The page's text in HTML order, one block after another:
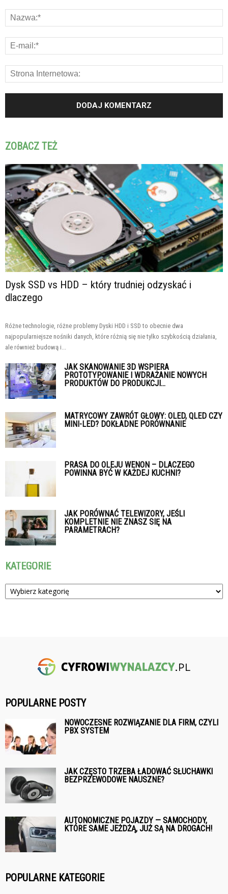
ZOBACZ TEŻ
Dysk SSD vs HDD – który trudniej odzyskać i
dlaczego
Różne technologie, różne problemy Dyski HDD i SSD to obecnie dwa
najpopularniejsze nośniki danych, które różnią się nie tylko szybkością działania,
ale również budową i...
JAK SKANOWANIE 3D WSPIERA
PROTOTYPOWANIE I WDRAŻANIE NOWYCH
PRODUKTÓW DO PRODUKCJI...
MATRYCOWY ZAWRÓT GŁOWY: OLED, QLED CZY
MINI-LED? DOKŁADNE PORÓWNANIE
PRASA DO OLEJU WENON – DLACZEGO
POWINNA BYĆ W KAŻDEJ KUCHNI?
JAK PORÓWNAĆ TELEWIZORY, JEŚLI
KOMPLETNIE NIE ZNASZ SIĘ NA
PARAMETRACH?
KATEGORIE
Kategorie
POPULARNE POSTY
NOWOCZESNE ROZWIĄZANIE DLA FIRM, CZYLI
PBX SYSTEM
JAK CZĘSTO TRZEBA ŁADOWAĆ SŁUCHAWKI
BEZPRZEWODOWE NAUSZNE?
AUTONOMICZNE POJAZDY — SAMOCHODY,
KTÓRE SAME JEŻDŻĄ, JUŻ SĄ NA DROGACH!
POPULARNE KATEGORIE